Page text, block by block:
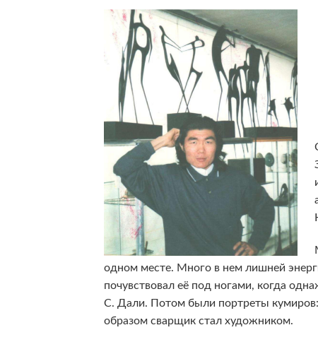
одном месте. Много в нем лишней
почувствовал её под ногами, когда
С. Дали. Потом были портреты
образом сварщик стал художником.